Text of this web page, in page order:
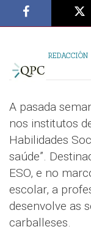
REDACCIÓN
A pasada
nos institutos
Habilidades
saúde”.
ESO, e no
escolar, a
desenvolve as
carballeses.